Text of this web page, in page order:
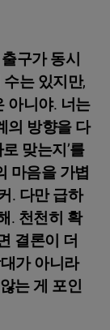
구가 동시
는 있지만,
아니야. 너는
의 방향을 다
맞는지’를
마음을 가볍
. 다만 급하
. 천천히 확
결론이 더
가 아니라
는 게 포인